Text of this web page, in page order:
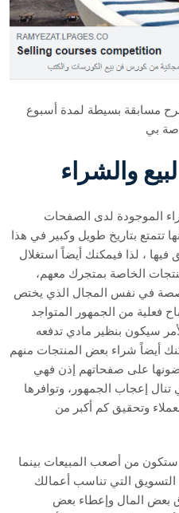
مسابقة بسيطة لمدة أسبوع
بي
والشراء
الموجودة لدى الصفحات
تتمتع بتاريخ طويل وكبير في هذا
فيها ، لذا فيمكنك أيضاً استغلال
الخاصة بمتجرك معهم،
في نفس المجال الذي يختص
فعلية من الجمهور المتواجد
سيكون بنظير مادي تدفعه
أيضاً شراء بعض المنتجات منهم
على صفحاتهم إذن فهي
تنال إعجاب الجمهور، وتوافرها
وتحقيق كم أكبر من
من أصعب المبيعات بينما
التي تناسب أعمالك
بعض المال وإعطاء بعض